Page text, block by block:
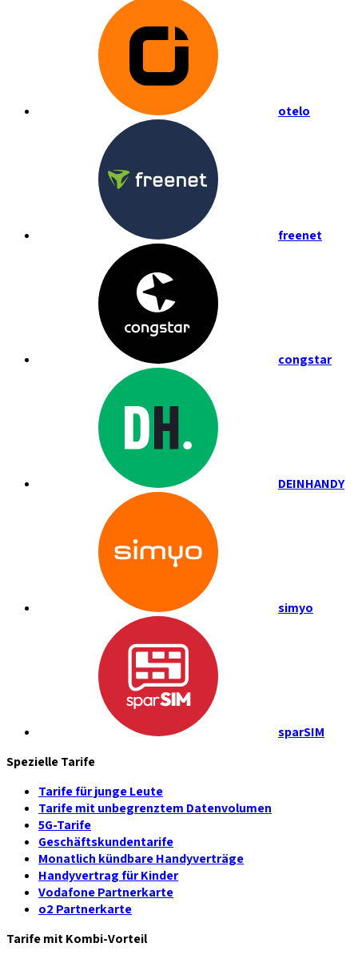
otelo
freenet
congstar
DEINHANDY
simyo
sparSIM
Spezielle Tarife
Tarife für junge Leute
Tarife mit unbegrenztem Datenvolumen
5G-Tarife
Geschäftskundentarife
Monatlich kündbare Handyverträge
Handyvertrag für Kinder
Vodafone Partnerkarte
o2 Partnerkarte
Tarife mit Kombi-Vorteil